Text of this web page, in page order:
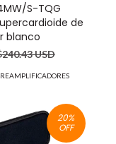
S-TQG
de
blanco
USD
20%
OFF